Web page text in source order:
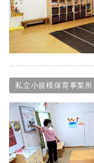
私立小規模保育事業所